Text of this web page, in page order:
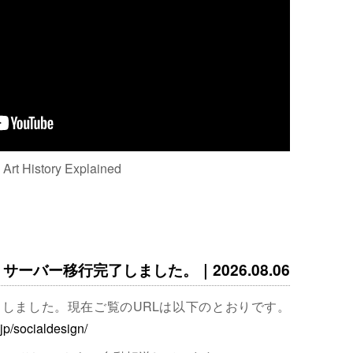
History Explained
サーバー移行完了しました。｜2026.08.06
ました。現在ご覧のURLは以下のとおりです。
socialdesign/